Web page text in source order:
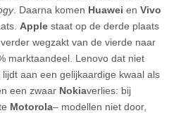
. Daarna komen Huawei en Vivo
Apple staat op de derde plaats
verder wegzakt van de vierde naar
marktaandeel. Lenovo dat niet
aan een gelijkaardige kwaal als
een zwaar Nokiaverlies: bij
Motorola– modellen niet door,